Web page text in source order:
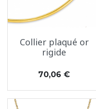
Collier plaqué or
rigide
Prix
70,06 €